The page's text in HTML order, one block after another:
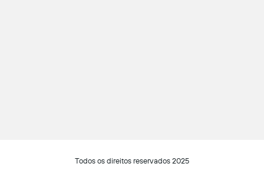
Todos os direitos reservados 2025